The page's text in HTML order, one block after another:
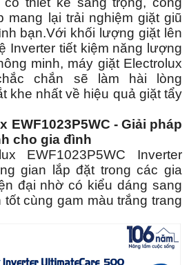
mang lại trải nghiệm giặt giũ
bạn.Với khối lượng giặt lên
Inverter tiết kiệm năng lượng
minh, máy giặt Electrolux
chắn sẽ làm hài lòng
khe nhất về hiệu quả giặt tẩy
EWF1023P5WC - Giải pháp
cho gia đình
EWF1023P5WC Inverter
gian lắp đặt trong các gia
đại nhờ có kiểu dáng sang
cùng gam màu trắng trang